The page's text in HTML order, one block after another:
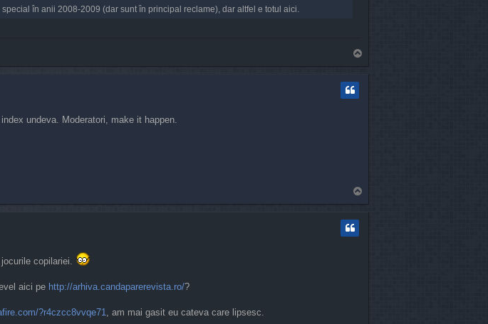
în anii 2008-2009 (dar sunt în principal reclame), dar altfel e totul aici.
o
p
undeva. Moderatori, make it happen.
o
p
copilariei.
aici pe http://arhiva.candaparerevista.ro/?
?r4czcc8vvqe71, am mai gasit eu cateva care lipsesc.